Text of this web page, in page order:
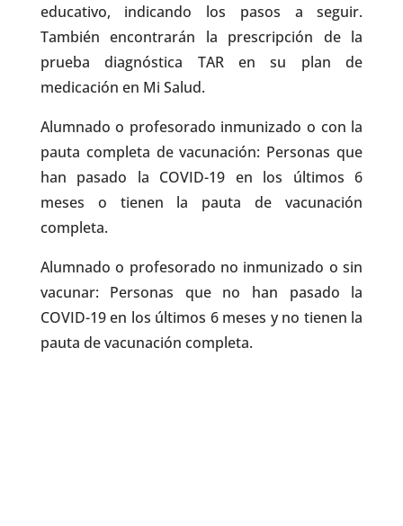
educativo, indicando los pasos a seguir.
También encontrarán la prescripción de la
prueba diagnóstica TAR en su plan de
medicación en Mi Salud.
Alumnado o profesorado inmunizado o con la
pauta completa de vacunación: Personas que
han pasado la COVID-19 en los últimos 6
meses o tienen la pauta de vacunación
completa.
Alumnado o profesorado no inmunizado o sin
vacunar: Personas que no han pasado la
COVID-19 en los últimos 6 meses y no tienen la
pauta de vacunación completa.